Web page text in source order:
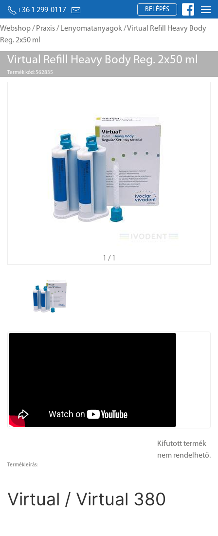
+36 1 299-0117 BELÉPÉS
Webshop/ Praxis/ Lenyomatanyagok/ Virtual Refill Heavy Body
Reg. 2x50 ml
Virtual Refill Heavy Body Reg. 2x50 ml
Termék kód: 562835
1 / 1
Kifutott termék
nem rendelhető.
Termékleírás:
Virtual / Virtual 380